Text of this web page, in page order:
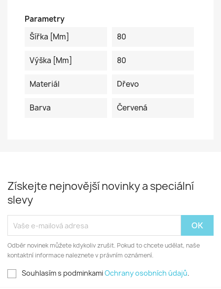
Parametry
Šířka [mm]
80
Výška [mm] 80
Materiál Dřevo
Barva Červená
Získejte nejnovější novinky a speciální
slevy
Odběr novinek můžete kdykoliv zrušit. Pokud to chcete udělat, naše
kontaktní informace naleznete v právním oznámení.
Souhlasím s podminkamiOchrany osobních údajů.